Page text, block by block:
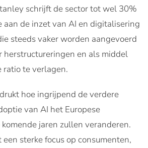
schrijft de sector tot wel 30%
de inzet van AI en digitalisering
steeds vaker worden aangevoerd
herstructureringen en als middel
ratio te verlagen.
hoe ingrijpend de verdere
van AI het Europese
jaren zullen veranderen.
sterke focus op consumenten,